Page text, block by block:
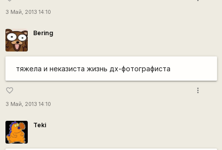
3 Май, 2013 14:10
Bering
тяжела и неказиста жизнь дх-фотографиста
favorite_border
3 Май, 2013 14:10
more_vert
Teki